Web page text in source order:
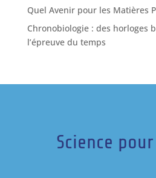
Quel Avenir pour les Matières
Chronobiologie : des horloges
l’épreuve du temps
Science